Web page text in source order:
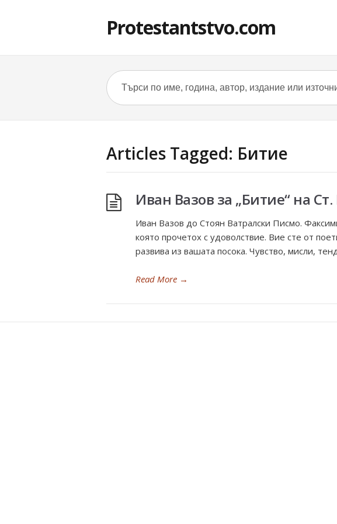
Protestantstvo.com
Articles Tagged: Битие
Иван Вазов за „Битие“ на
Иван Вазов до Стоян Ватралски Писмо.
която прочетох с удоволствие. Вие сте от
развива из вашата посока. Чувство, мисли,
Read More →